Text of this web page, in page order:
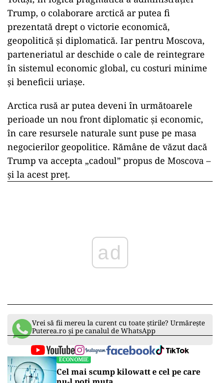
Trump, o colaborare arctică ar putea fi
prezentată drept o victorie economică,
geopolitică și diplomatică. Iar pentru Moscova,
parteneriatul ar deschide o cale de reintegrare
în sistemul economic global, cu costuri minime
și beneficii uriașe.
Arctica rusă ar putea deveni în următoarele
perioade un nou front diplomatic și economic,
în care resursele naturale sunt puse pe masa
negocierilor geopolitice. Rămâne de văzut dacă
Trump va accepta „cadoul” propus de Moscova –
și la acest preț.
ad
Vrei să fii mereu la curent cu toate știrile? Urmărește
Puterea.ro și pe canalul de WhatsApp
ECONOMIE
Cel mai scump kilowatt e cel pe care